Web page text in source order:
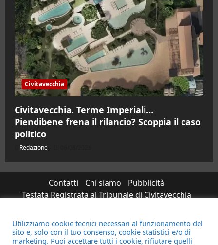
Civitavecchia
Civitavecchia. Terme Imperiali…
Piendibene frena il rilancio? Scoppia il caso
politico
Redazione
Contatti Chi siamo
Pubblicità
Testata Registrata al Tribunale di Civitavecchia
Micaela Taroni
FacebookInstagram
YouTube
TwitterEmail
Utilizziamo cookie tecnici necessari al funzionamento del
sito e, solo con il tuo consenso, cookie statistici e/o di
marketing. Puoi accettare tutti i cookie, rifiutare quelli